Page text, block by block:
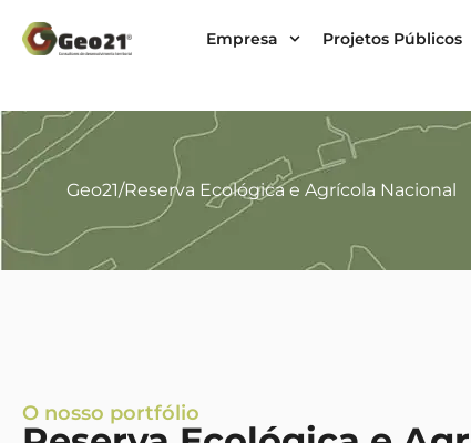
Empresa Projetos Públicos
Geo21/Reserva Ecológica e Agrícola Nacional
O nosso portfólio